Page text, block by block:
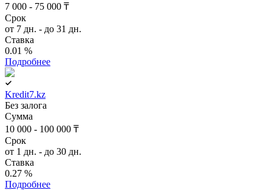
7 000 - 75 000 ₸
Срок
от 7 дн. - до 31 дн.
Ставка
0.01 %
Подробнее
Kredit7.kz
Без залога
Сумма
10 000 - 100 000 ₸
Срок
от 1 дн. - до 30 дн.
Ставка
0.27 %
Подробнее